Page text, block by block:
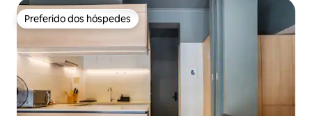
Preferido dos hóspedes
Preferido dos hóspedes